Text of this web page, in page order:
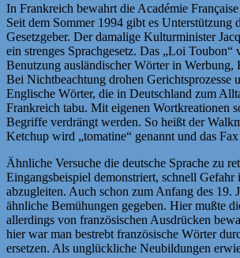
In Frankreich bewahrt die Académie
Seit dem Sommer 1994 gibt es Unterstützung
Gesetzgeber. Der damalige Kulturminister
ein strenges Sprachgesetz. Das „Loi Toubon“
Benutzung ausländischer Wörter in Werbung,
Bei Nichtbeachtung drohen Gerichtsprozesse
Englische Wörter, die in Deutschland zum
Frankreich tabu. Mit eigenen Wortkreationen
Begriffe verdrängt werden. So heißt der
Ketchup wird „tomatine“ genannt und das
Ähnliche Versuche die deutsche Sprache zu
Eingangsbeispiel demonstriert, schnell Gefahr
abzugleiten. Auch schon zum Anfang des 19.
ähnliche Bemühungen gegeben. Hier mußte
allerdings von französischen Ausdrücken
hier war man bestrebt französische Wörter
ersetzen. Als unglückliche Neubildungen